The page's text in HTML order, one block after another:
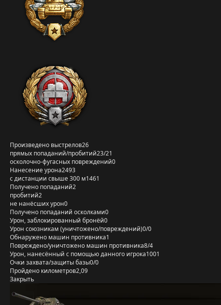
Произведено выстрелов26
прямых попаданий/пробитий23/21
осколочно-фугасных повреждений0
Нанесение урона2493
с дистанции свыше 300 м1461
Получено попаданий2
пробитий2
не нанёсших урон0
Получено попаданий осколками0
Урон, заблокированный бронёй0
Урон союзникам (уничтожено/повреждений)0/0
Обнаружено машин противника1
Повреждено/уничтожено машин противника8/4
Урон, нанесённый с помощью данного игрока1001
Очки захвата/защиты базы0/0
Пройдено километров2,09
Закрыть